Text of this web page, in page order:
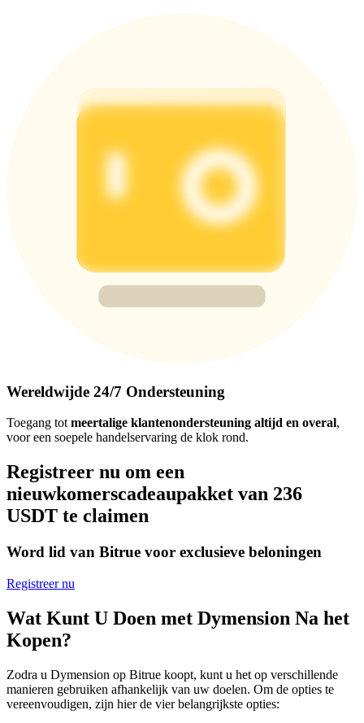
Wereldwijde 24/7 Ondersteuning
Toegang totmeertalige klantenondersteuning altijd en overal,
voor een soepele handelservaring de klok rond.
Registreer nu om een
nieuwkomerscadeaupakket van 236
USDT te claimen
Word lid van Bitrue voor exclusieve beloningen
Registreer nu
Wat Kunt U Doen met Dymension Na het
Kopen?
Zodra u Dymension op Bitrue koopt, kunt u het op verschillende
manieren gebruiken afhankelijk van uw doelen. Om de opties te
vereenvoudigen, zijn hier de vier belangrijkste opties: